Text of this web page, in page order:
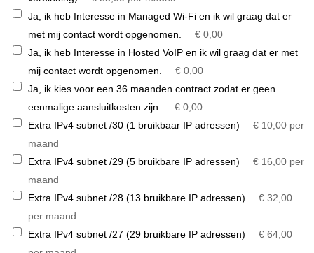
Ja, ik heb Interesse in Managed Wi-Fi en ik wil graag dat er
met mij contact wordt opgenomen.
€ 0,00
Ja, ik heb Interesse in Hosted VoIP en ik wil graag dat er met
mij contact wordt opgenomen.
€ 0,00
Ja, ik kies voor een 36 maanden contract zodat er geen
eenmalige aansluitkosten zijn.
€ 0,00
Extra IPv4 subnet /30 (1 bruikbaar IP adressen)
€ 10,00 per
maand
Extra IPv4 subnet /29 (5 bruikbare IP adressen)
€ 16,00 per
maand
Extra IPv4 subnet /28 (13 bruikbare IP adressen)
€ 32,00
per maand
Extra IPv4 subnet /27 (29 bruikbare IP adressen)
€ 64,00